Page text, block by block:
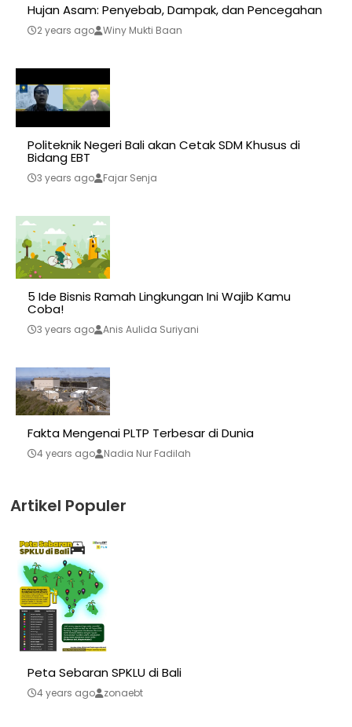
Hujan Asam: Penyebab, Dampak, dan Pencegahan
2 years ago Winy Mukti Baan
Politeknik Negeri Bali akan Cetak SDM Khusus di
Bidang EBT
3 years ago Fajar Senja
5 Ide Bisnis Ramah Lingkungan Ini Wajib Kamu
Coba!
3 years ago Anis Aulida Suriyani
Fakta Mengenai PLTP Terbesar di Dunia
4 years ago Nadia Nur Fadilah
Artikel Populer
Peta Sebaran SPKLU di Bali
4 years ago zonaebt